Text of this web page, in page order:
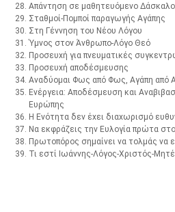
Απάντηση σε μαθητευόμενο Δάσκαλο
Σταθμοί-Πομποί παραγωγής Αγάπης
Στη Γέννηση του Νέου Λόγου
Ύμνος στον Άνθρωπο-Λόγο Θεό
Προσευχή για πνευματικές
Προσευχή αποδέσμευσης
Αναδύομαι Φως από Φως, Αγάπη από
Ενέργεια: Αποδέσμευση και
Ευρώπης
Η Ενότητα δεν έχει διαχωρισμό
Να εκφράζεις την Ευλογία πρώτα
Πρωτοπόρος σημαίνει να τολμάς να
Τι εστί Ιωάννης-Λόγος-Χριστός-